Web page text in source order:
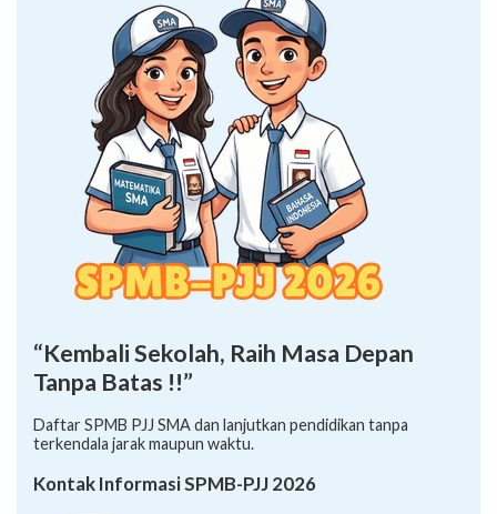
“Kembali Sekolah, Raih Masa Depan
Tanpa Batas !!”
Daftar SPMB PJJ SMA dan lanjutkan pendidikan tanpa
terkendala jarak maupun waktu.
Kontak Informasi SPMB-PJJ 2026